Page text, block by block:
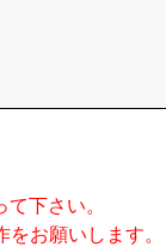
下さい。
お願いします。